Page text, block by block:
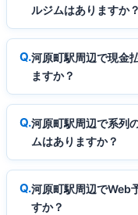
ルジムはありますか？
河原町駅周辺で現金
ますか？
河原町駅周辺で系列
ムはありますか？
河原町駅周辺でWeb
すか？